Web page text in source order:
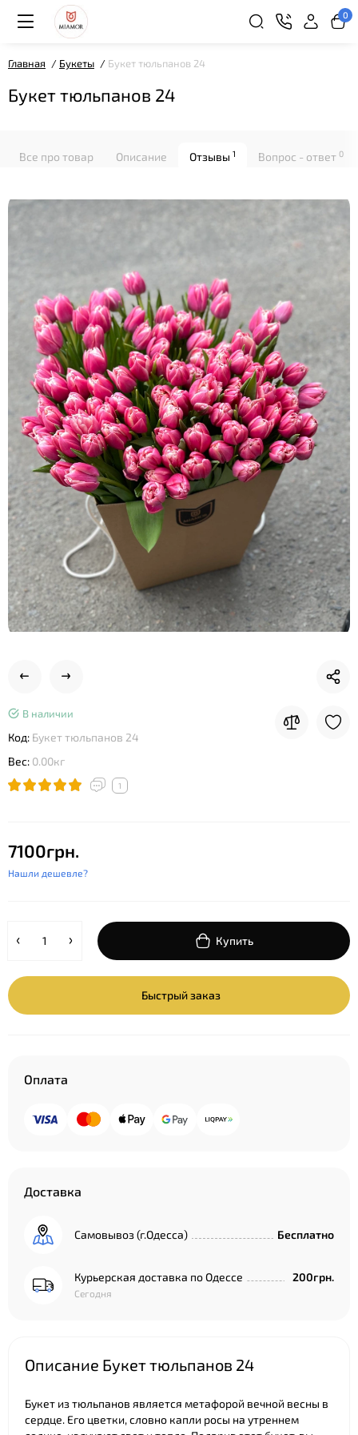
0
Главная Букеты Букет тюльпанов 24
Букет тюльпанов 24
Все про товар Описание Отзывы 1 Вопрос - ответ 0
В наличии
Код: Букет тюльпанов 24
Вес: 0.00кг
1
7100грн.
Нашли дешевле?
Купить
Быстрый заказ
Оплата
Доставка
Самовывоз (г.Одесса) Бесплатно
Курьерская доставка по Одессе
Сегодня
200грн.
Описание Букет тюльпанов 24
Букет из тюльпанов является метафорой вечной весны в
сердце. Его цветки, словно капли росы на утреннем